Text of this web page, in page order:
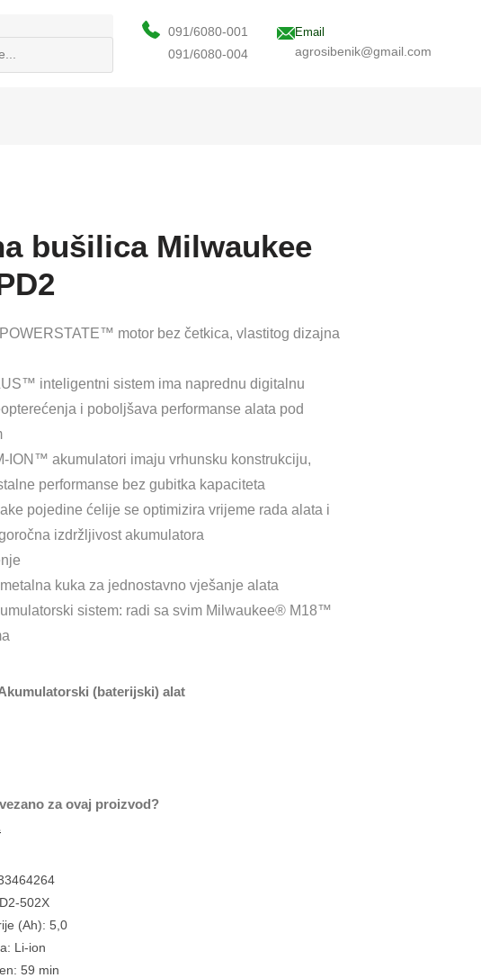
091/6080-001
091/6080-004
Email
agrosibenik@gmail.com
bušilica Milwaukee
motor bez četkica, vlastitog dizajna
inteligentni sistem ima naprednu digitalnu
i poboljšava performanse alata pod
ION™ akumulatori imaju vrhunsku konstrukciju,
performanse bez gubitka kapaciteta
pojedine ćelije se optimizira vrijeme rada alata i
izdržljivost akumulatora
kuka za jednostavno vješanje alata
sistem: radi sa svim Milwaukee® M18™
(baterijski) alat
za ovaj proizvod?
502X
(Ah): 5,0
Li-ion
59 min